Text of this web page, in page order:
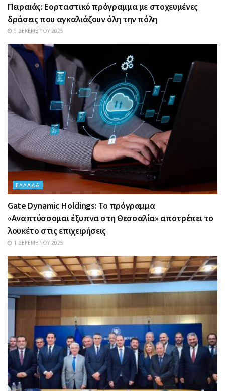
Πειραιάς: Εορταστικό πρόγραμμα με στοχευμένες
δράσεις που αγκαλιάζουν όλη την πόλη
6 ΔΕΚΕΜΒΡΊΟΥ 2025
ΕΛΛΆΔΑ
Gate Dynamic Holdings: Το πρόγραμμα
«Αναπτύσσομαι έξυπνα στη Θεσσαλία» αποτρέπει το
λουκέτο στις επιχειρήσεις
1 ΔΕΚΕΜΒΡΊΟΥ 2025